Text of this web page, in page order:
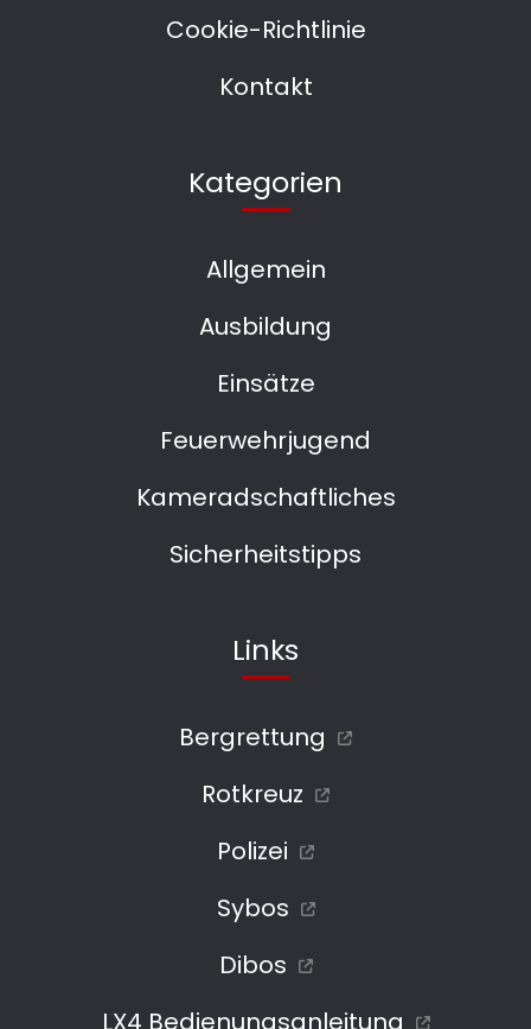
Cookie-Richtlinie
Kontakt
Kategorien
Allgemein
Ausbildung
Einsätze
Feuerwehrjugend
Kameradschaftliches
Sicherheitstipps
Links
Bergrettung
Rotkreuz
Polizei
Sybos
Dibos
LX4 Bedienungsanleitung